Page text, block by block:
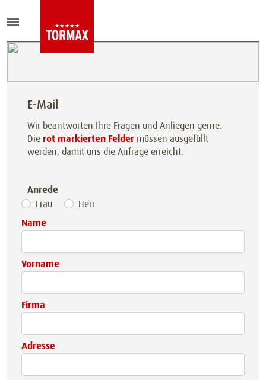
E-Mail
Wir beantworten Ihre Fragen und Anliegen gerne.
Die rot markierten Felder müssen ausgefüllt
werden, damit uns die Anfrage erreicht.
Anrede
Frau
Herr
Name
Vorname
Firma
Adresse